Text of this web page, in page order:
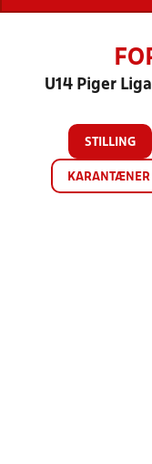
U14 Piger
STILLING
KARANTÆNER